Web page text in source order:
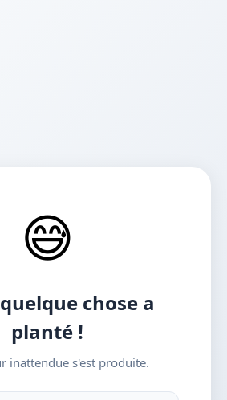
😅
chose a
planté !
inattendue s'est produite.